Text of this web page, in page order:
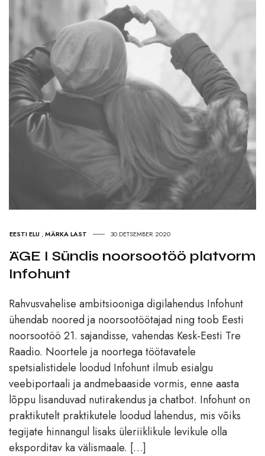
EESTI ELU ,MÄRKA LAST 30.DETSEMBER 2020
ÄGE I Sündis noorsootöö platvorm
Infohunt
Rahvusvahelise ambitsiooniga digilahendus Infohunt
ühendab noored ja noorsootöötajad ning toob Eesti
noorsootöö 21. sajandisse, vahendas Kesk-Eesti Tre
Raadio. Noortele ja noortega töötavatele
spetsialistidele loodud Infohunt ilmub esialgu
veebiportaali ja andmebaaside vormis, enne aasta
lõppu lisanduvad nutirakendus ja chatbot. Infohunt on
praktikutelt praktikutele loodud lahendus, mis võiks
tegijate hinnangul lisaks üleriiklikule levikule olla
eksporditav ka välismaale. […]